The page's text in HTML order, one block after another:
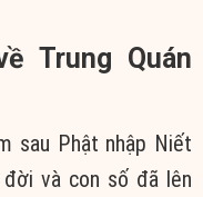
Trung Quán
sau Phật nhập Niết
và con số đã lên